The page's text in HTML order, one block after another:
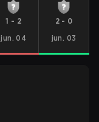
1 - 2
jun. 04
2- 0
jun. 03